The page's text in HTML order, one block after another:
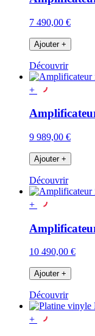
7 490,00 €
Ajouter +
Découvrir
+
9 989,00 €
Ajouter +
Découvrir
+
10 490,00 €
Ajouter +
Découvrir
+